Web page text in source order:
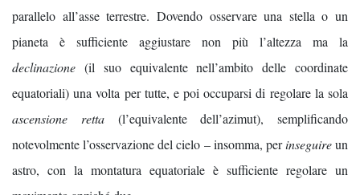
parallelo all’asse terrestre. Dovendo osservare una stella o un
pianeta è sufficiente aggiustare non più l’altezza ma la
declinazione (il suo equivalente nell’ambito delle coordinate
equatoriali) una volta per tutte, e poi occuparsi di regolare la sola
ascensione retta(l’equivalente dell’azimut), semplificando
notevolmente l’osservazione del cielo – insomma, perinseguireun
astro, con la montatura equatoriale è sufficiente regolare un